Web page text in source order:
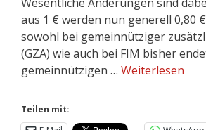
aus 1 € werden nun generell 0,80
sowohl bei gemeinnütziger
(GZA) wie auch bei FIM bisher
gemeinnützigen … Weiterlesen
Teilen mit: